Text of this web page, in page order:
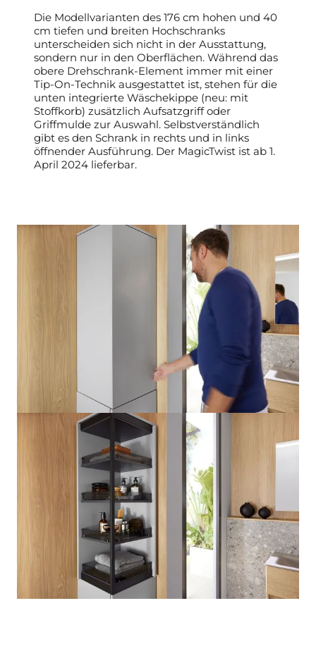
Die Modellvarianten des 176 cm hohen und 40
cm tiefen und breiten Hochschranks
unterscheiden sich nicht in der Ausstattung,
sondern nur in den Oberflächen. Während das
obere Drehschrank-Element immer mit einer
Tip-On-Technik ausgestattet ist, stehen für die
unten integrierte Wäschekippe (neu: mit
Stoffkorb) zusätzlich Aufsatzgriff oder
Griffmulde zur Auswahl. Selbstverständlich
gibt es den Schrank in rechts und in links
öffnender Ausführung. Der MagicTwist ist ab 1.
April 2024 lieferbar.